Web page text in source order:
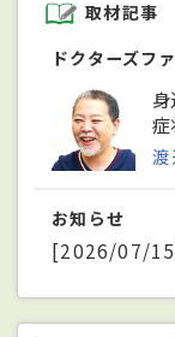
取材記事
ドクターズフ
症
渡
お知らせ
[2026/07/